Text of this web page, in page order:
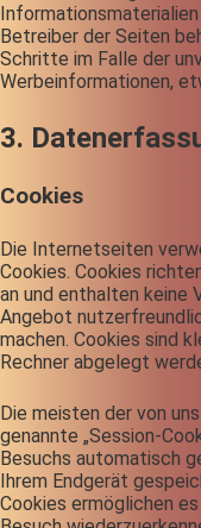
Betreiber der Seiten
Schritte im Falle der
Werbeinformationen,
3.
Cookies
Die Internetseiten
Cookies. Cookies
an und enthalten keine
Angebot
machen. Cookies sind
Rechner abgelegt
Die meisten der von
genannte „Session-
Besuchs automatisch
Ihrem Endgerät
Cookies ermöglichen